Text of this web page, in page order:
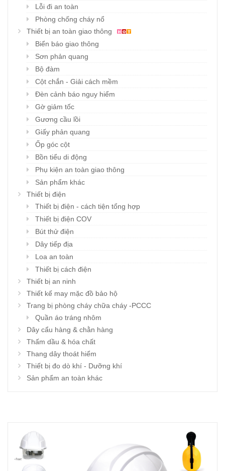
Lỗi đi an toàn
Phòng chống cháy nổ
Thiết bị an toàn giao thông
Biển báo giao thông
Sơn phản quang
Bộ đàm
Cột chắn - Giải cách mềm
Đèn cảnh báo nguy hiểm
Gờ giảm tốc
Gương cầu lồi
Giấy phản quang
Ốp góc cột
Bồn tiểu di động
Phụ kiện an toàn giao thông
Sản phẩm khác
Thiết bị điện
Thiết bị điện - cách tiện tổng hợp
Thiết bị điện COV
Bút thử điện
Dây tiếp địa
Loa an toàn
Thiết bị cách điện
Thiết bị an ninh
Thiết kế may mặc đồ bảo hộ
Trang bị phòng cháy chữa cháy -PCCC
Quần áo tráng nhôm
Dây cẩu hàng & chằn hàng
Thấm dầu & hóa chất
Thang dây thoát hiểm
Thiết bị đo dò khí - Dưỡng khí
Sản phẩm an toàn khác